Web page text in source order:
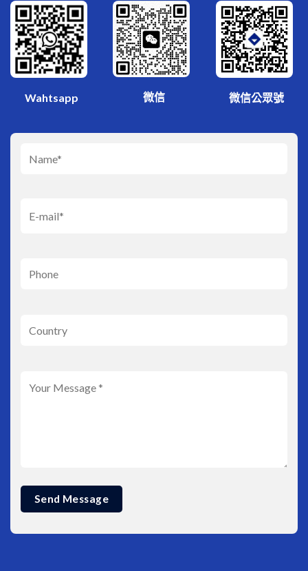
Wahtsapp 微信 微信公眾號